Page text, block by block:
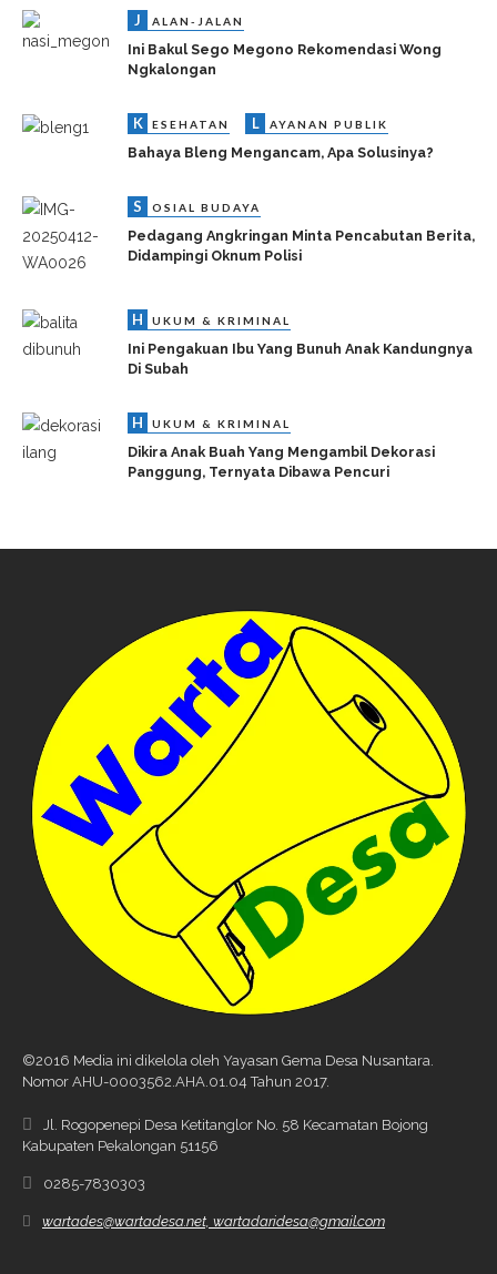
J ALAN-JALAN
Ini Bakul Sego Megono Rekomendasi Wong
Ngkalongan
K ESEHATAN L AYANAN PUBLIK
Bahaya Bleng Mengancam, Apa Solusinya?
S OSIAL BUDAYA
Pedagang Angkringan Minta Pencabutan Berita,
Didampingi Oknum Polisi
H UKUM & KRIMINAL
Ini Pengakuan Ibu Yang Bunuh Anak Kandungnya
Di Subah
H UKUM & KRIMINAL
Dikira Anak Buah Yang Mengambil Dekorasi
Panggung, Ternyata Dibawa Pencuri
©2016 Media ini dikelola oleh Yayasan Gema Desa Nusantara.
Nomor AHU-0003562.AHA.01.04 Tahun 2017.
Jl. Rogopenepi Desa Ketitanglor No. 58 Kecamatan Bojong
Kabupaten Pekalongan 51156
0285-7830303
wartades@wartadesa.net, wartadaridesa@gmail.com